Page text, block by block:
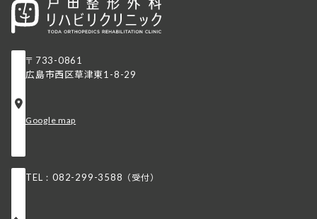
〒733-0861
広島市⻄区草津東1-8-29
Google map
TEL：082-299-3588 （受付）